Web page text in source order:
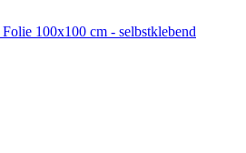
100x100 cm - selbstklebend